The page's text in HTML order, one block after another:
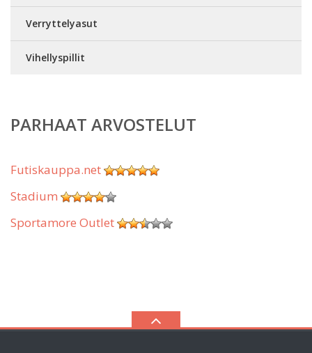
Verryttelyasut
Vihellyspillit
PARHAAT ARVOSTELUT
Futiskauppa.net
Stadium
Sportamore Outlet